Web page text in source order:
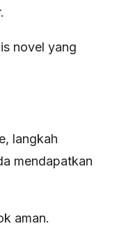
novel yang
langkah
mendapatkan
aman.